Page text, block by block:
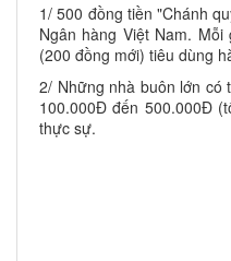
1/ 500 đồng tiền "Chánh
Ngân hàng Việt Nam.
(200 đồng mới) tiêu dùng
2/ Những nhà buôn lớn có
100.000Đ đến 500.000Đ
thực sự.